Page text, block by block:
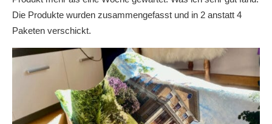
Die Produkte wurden zusammengefasst und in 2 anstatt 4
Paketen verschickt.